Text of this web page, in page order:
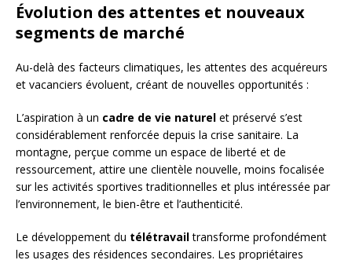
Évolution des attentes et nouveaux
segments de marché
Au-delà des facteurs climatiques, les attentes des acquéreurs
et vacanciers évoluent, créant de nouvelles opportunités :
L’aspiration à un cadre de vie naturel et préservé s’est
considérablement renforcée depuis la crise sanitaire. La
montagne, perçue comme un espace de liberté et de
ressourcement, attire une clientèle nouvelle, moins focalisée
sur les activités sportives traditionnelles et plus intéressée par
l’environnement, le bien-être et l’authenticité.
Le développement du télétravailtransforme profondément
les usages des résidences secondaires. Les propriétaires